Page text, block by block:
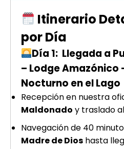
Itinerario
por Día
Día 1: Llegada a
– Lodge Amazónico
Nocturno en el Lago
Recepción en nuestra
Maldonado y traslado
Navegación de 40
Madre de Dios hasta